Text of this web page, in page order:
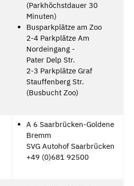
(Parkhöchstdauer 30
Minuten)
Busparkplätze am Zoo
2-4 Parkplätze Am
Nordeingang -
Pater Delp Str.
2-3 Parkplätze Graf
Stauffenberg Str.
(Busbucht Zoo)
A 6 Saarbrücken-Goldene
Bremm
SVG Autohof Saarbrücken
+49 (0)681 92500